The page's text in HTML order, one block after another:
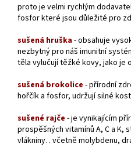
proto je velmi rychlým
fosfor které jsou důležité pro
sušená hruška-obsahuje
nezbytný pro náš imunitní
těla vylučují těžké kovy, jako je
sušená brokolice - přírodní
hořčík a fosfor, udržují silné
sušené rajče - je vynikajícím
prospěšných vitamínů A, C a K,
vlákniny. . včetně molybdenu,